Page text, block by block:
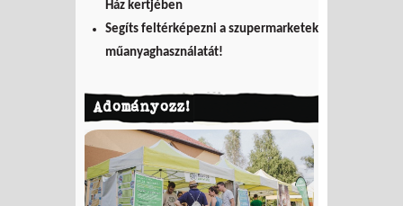
Ház kertjében
Segíts feltérképezni a szupermarketek
műanyaghasználatát!
Adományozz!